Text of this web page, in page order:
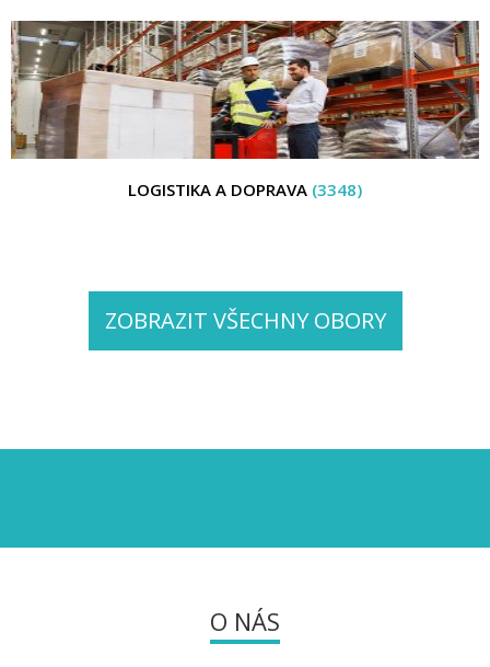
LOGISTIKA A DOPRAVA (3348)
ZOBRAZIT VŠECHNY OBORY
O NÁS